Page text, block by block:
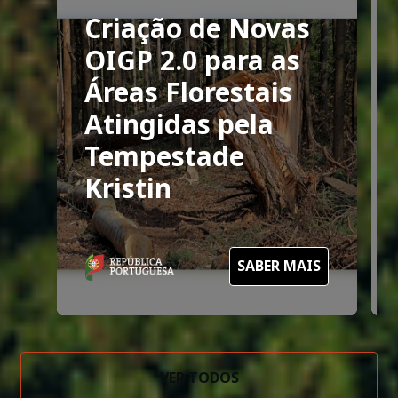
Criação de Novas
OIGP 2.0 para as
Áreas Florestais
Atingidas pela
Tempestade
Kristin
SABER MAIS
VER TODOS